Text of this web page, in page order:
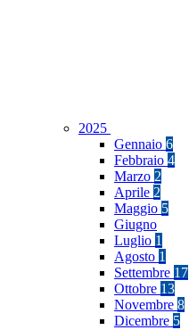
2025
Gennaio 6
Febbraio 4
Marzo 2
Aprile 2
Maggio 5
Giugno
Luglio 1
Agosto 1
Settembre 17
Ottobre 13
Novembre 8
Dicembre 5